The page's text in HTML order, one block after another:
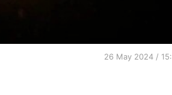
26 May 2024 /